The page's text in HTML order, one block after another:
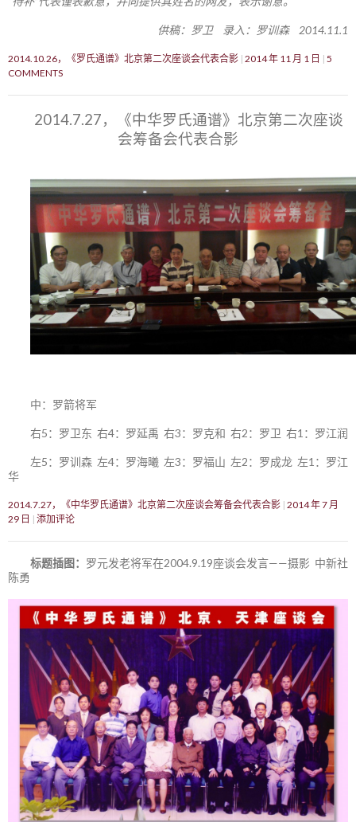
供稿：罗卫 录入：罗训森 2014.11.1
2014.10.26，《罗氏通谱》北京第二次座谈会代表合影 2014 年 11 月 1 日
5
COMMENTS
2014.7.27，《中华罗氏通谱》北京第二次座谈
会筹备会代表合影
中：罗箭将军
右5：罗卫东 右4：罗延禹 右3：罗克和 右2：罗卫 右1：罗江润
左5：罗训森 左4：罗海曦 左3：罗福山 左2：罗成龙 左1：罗江
华
2014.7.27，《中华罗氏通谱》北京第二次座谈会筹备会代表合影 2014 年 7 月
29 日
添加评论
标题插图： 罗元发老将军在2004.9.19座谈会发言——摄影 中新社
陈勇